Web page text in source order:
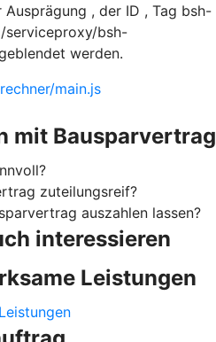
, der ID , Tag bsh-
serviceproxy/bsh-
werden.
main.js
mit Bausparvertrag
zuteilungsreif?
auszahlen lassen?
interessieren
Leistungen